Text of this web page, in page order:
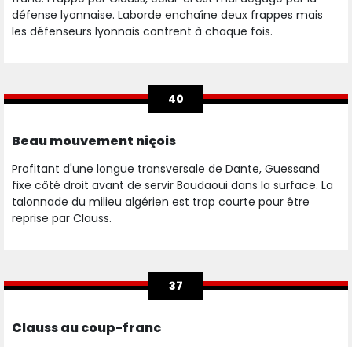
défense lyonnaise. Laborde enchaîne deux frappes mais
les défenseurs lyonnais contrent à chaque fois.
40
Beau mouvement niçois
Profitant d'une longue transversale de Dante, Guessand
fixe côté droit avant de servir Boudaoui dans la surface. La
talonnade du milieu algérien est trop courte pour être
reprise par Clauss.
37
Clauss au coup-franc